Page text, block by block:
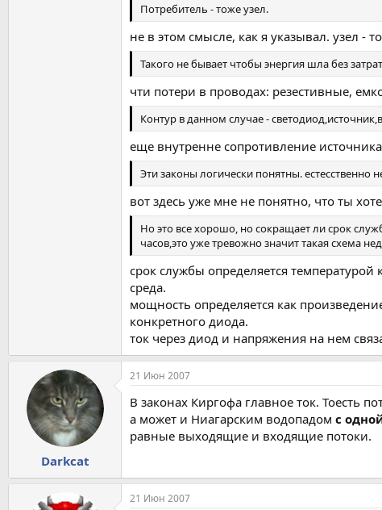
Потребитель - тоже узел.
не в этом смысле, как я указывал. узел -
Такого не бывает чтобы энергия шла без
чти потери в проводах: резестивные,
Контур в данном случае -
еще внутренне сопротивление
Эти законы логически понятны. естесственно
вот здесь уже мне не понятно, что ты
Но это все хорошо, но сокращает ли срок
часов,это уже тревожно значит такая схема
срок службы определяется
среда.
мощность определяется как
конкретного диода.
ток через диод и напряжения на нем
Darkcat
21 Июн 2007
В законах Киргофа главное ток. Тоесть
а может и Ниагарским водопадом с
равные выходящие и входящие потоки.
21 Июн 2007